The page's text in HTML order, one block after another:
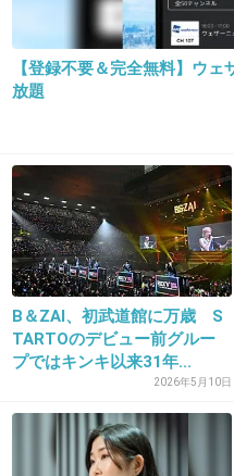
とかいうユルい感じ
結構楽しいのにと思っ
20. 匿名2016/01/06(水) 13:49:23
キンキのファン そん
キンキなんて2人とも
んたの担当の仲間を
ゃないよな
【登録不要＆完全無料】ウ
放題
B＆ZAI、初武道館に万歳 S
TARTOのデビュー前グルー
プではキンキ以来31年...
2026年5月10日